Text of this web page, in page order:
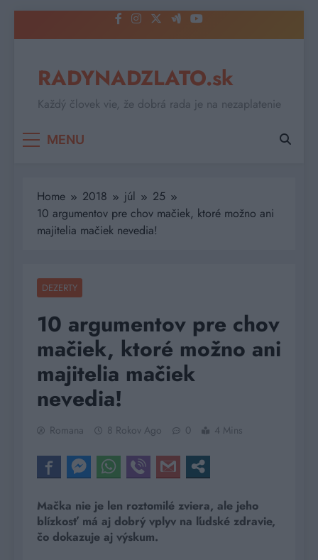
to
RADYNADZLATO.sk
Každý človek vie, že dobrá rada je na nezaplatenie
MENU
Home 2018 júl
25
10 argumentov pre chov mačiek, ktoré možno ani
majitelia mačiek nevedia!
DEZERTY
10 argumentov pre chov
mačiek, ktoré možno ani
majitelia mačiek
nevedia!
Romana 8 Rokov Ago 0 4 Mins
Mačka nie je len roztomilé zviera, ale jeho
blízkosť má aj dobrý vplyv na ľudské zdravie,
čo dokazuje aj výskum.